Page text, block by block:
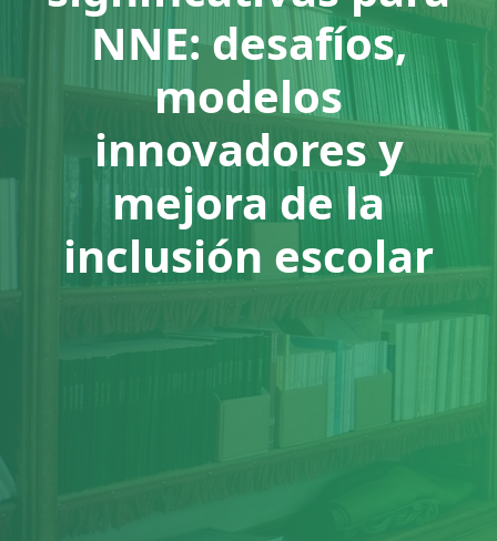
NNE: desafíos,
modelos
innovadores y
mejora de la
inclusión escolar